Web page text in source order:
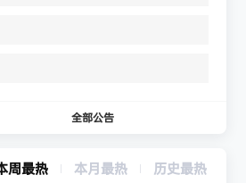
全部公告
周最热 本月最热 历史最热